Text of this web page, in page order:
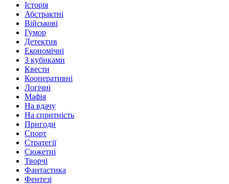
Історія
Абстрактні
Військові
Гумор
Детектив
Економічні
З кубиками
Квести
Кооперативні
Логічні
Мафія
На вдачу
На спритність
Пригоди
Спорт
Стратегії
Сюжетні
Творчі
Фантастика
Фентезі